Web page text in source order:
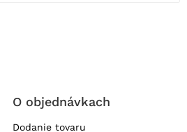
O objednávkach
Dodanie tovaru